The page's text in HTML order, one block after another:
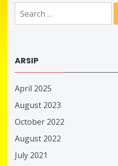
for:
ARSIP
April 2025
August 2023
October 2022
August 2022
July 2021